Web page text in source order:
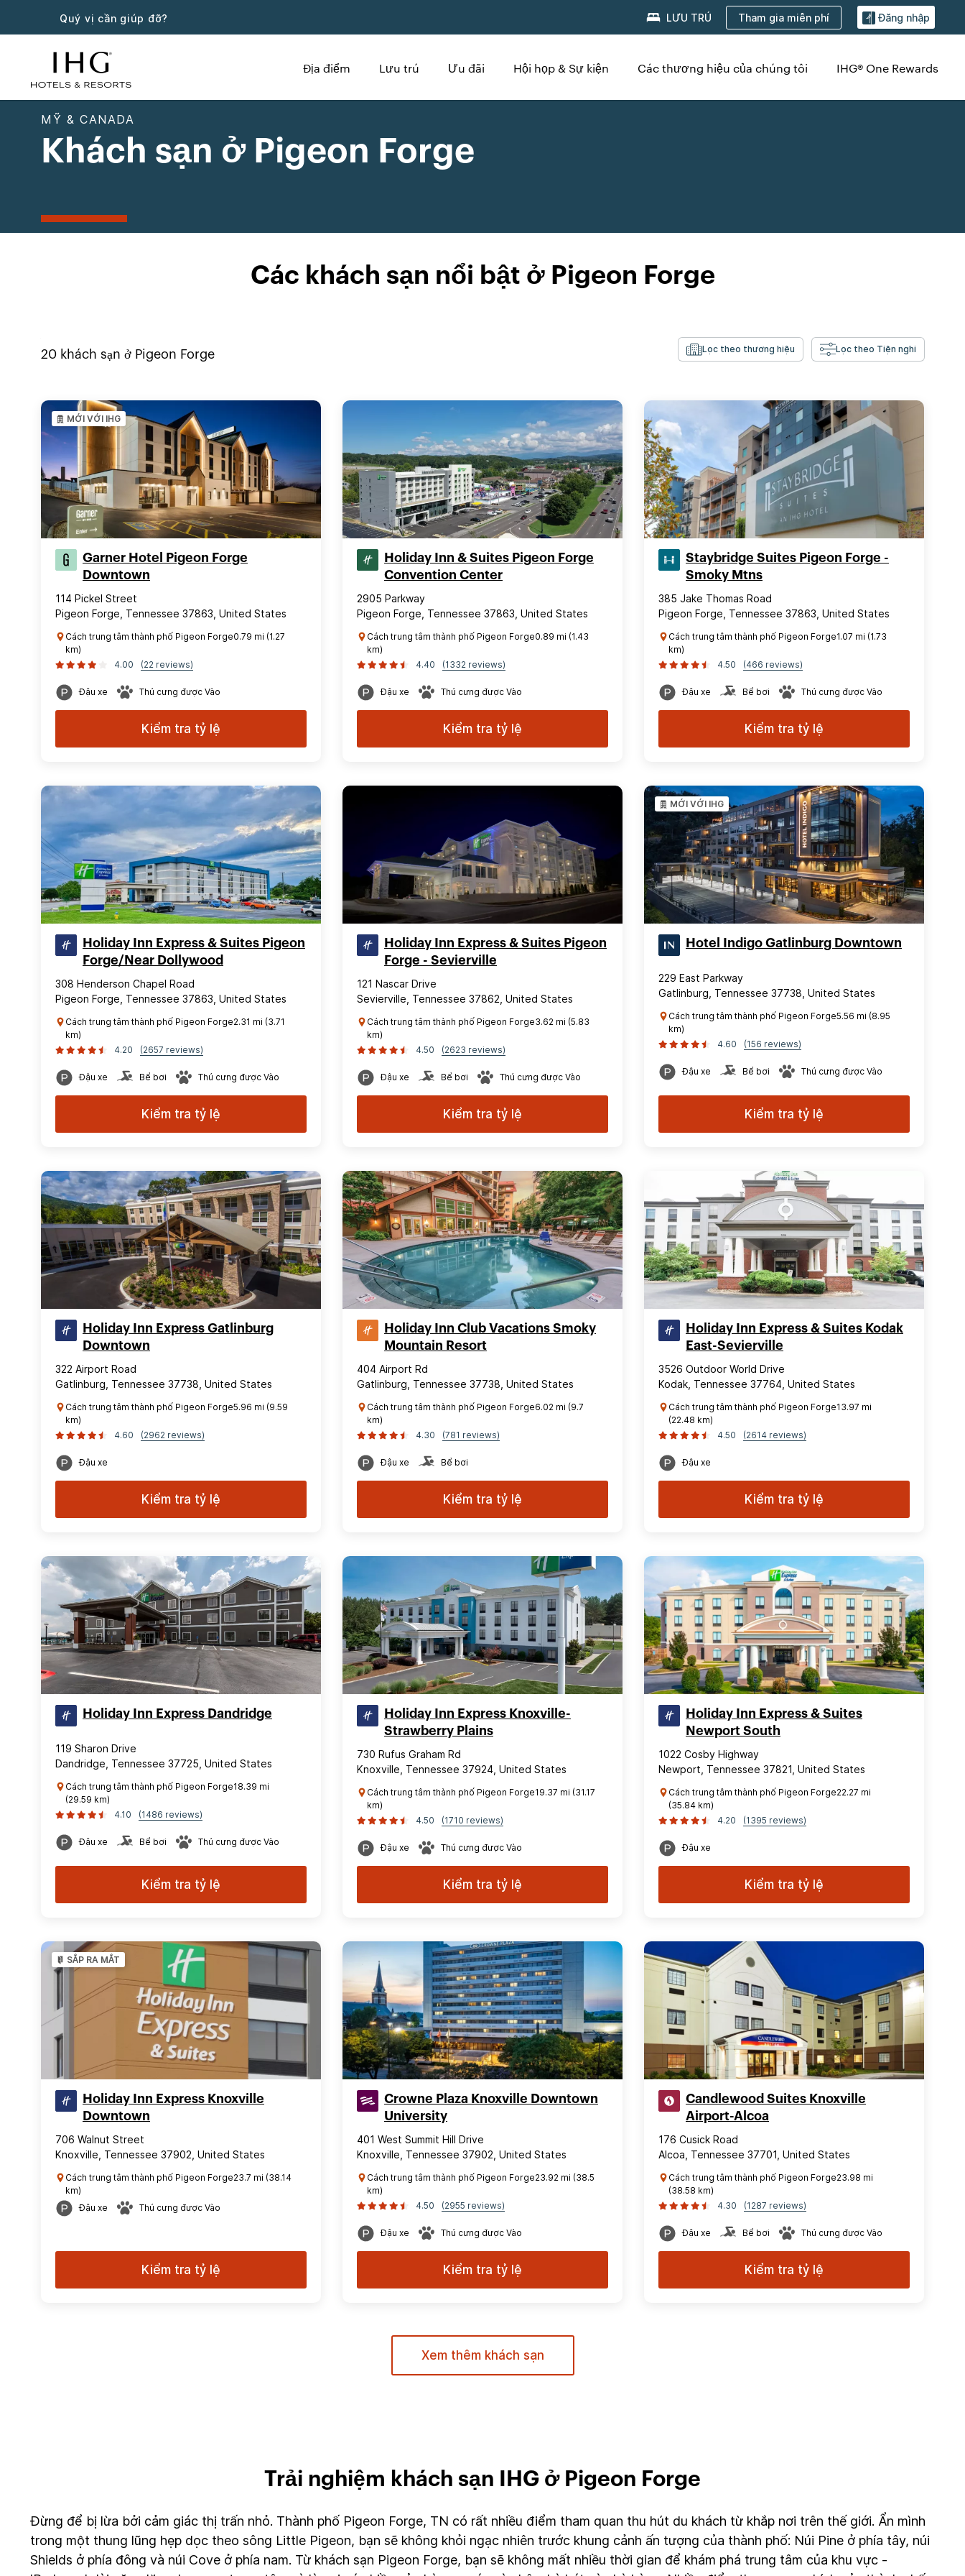
Quý vị cần giúp đỡ? LƯU TRÚ Tham gia miễn phí Đăng nhập
Địa điểm Lưu trú Ưu đãi Hội họp & Sự kiện Các thương hiệu của chúng tôi IHG® One Rewards
MỸ & CANADA
Khách sạn ở Pigeon Forge
Các khách sạn nổi bật ở Pigeon Forge
20 khách sạn ở Pigeon Forge Lọc theo thương hiệu Lọc theo Tiện nghi
MỚI VỚI IHG
Garner Hotel Pigeon Forge
Downtown
114 Pickel Street
Pigeon Forge, Tennessee 37863, United States
Cách trung tâm thành phố Pigeon Forge0.79 mi (1.27
km)
4.00
(22 reviews)
Đậu xe Thú cưng được Vào
Kiểm tra tỷ lệ
Holiday Inn & Suites Pigeon Forge
Convention Center
2905 Parkway
Pigeon Forge, Tennessee 37863, United States
Cách trung tâm thành phố Pigeon Forge0.89 mi (1.43
km)
4.40
(1332 reviews)
Đậu xe Thú cưng được Vào
Kiểm tra tỷ lệ
Staybridge Suites Pigeon Forge -
Smoky Mtns
385 Jake Thomas Road
Pigeon Forge, Tennessee 37863, United States
Cách trung tâm thành phố Pigeon Forge1.07 mi (1.73
km)
4.50
(466 reviews)
Đậu xe Bể bơi Thú cưng được Vào
Kiểm tra tỷ lệ
Holiday Inn Express & Suites Pigeon
Forge/Near Dollywood
308 Henderson Chapel Road
Pigeon Forge, Tennessee 37863, United States
Cách trung tâm thành phố Pigeon Forge2.31 mi (3.71
km)
4.20
(2657 reviews)
Đậu xe Bể bơi Thú cưng được Vào
Kiểm tra tỷ lệ
Holiday Inn Express & Suites Pigeon
Forge - Sevierville
121 Nascar Drive
Sevierville, Tennessee 37862, United States
Cách trung tâm thành phố Pigeon Forge3.62 mi (5.83
km)
4.50
(2623 reviews)
Đậu xe Bể bơi Thú cưng được Vào
Kiểm tra tỷ lệ
MỚI VỚI IHG
Hotel Indigo Gatlinburg Downtown
229 East Parkway
Gatlinburg, Tennessee 37738, United States
Cách trung tâm thành phố Pigeon Forge5.56 mi (8.95
km)
4.60
(156 reviews)
Đậu xe Bể bơi Thú cưng được Vào
Kiểm tra tỷ lệ
Holiday Inn Express Gatlinburg
Downtown
322 Airport Road
Gatlinburg, Tennessee 37738, United States
Cách trung tâm thành phố Pigeon Forge5.96 mi (9.59
km)
4.60
(2962 reviews)
Đậu xe
Kiểm tra tỷ lệ
Holiday Inn Club Vacations Smoky
Mountain Resort
404 Airport Rd
Gatlinburg, Tennessee 37738, United States
Cách trung tâm thành phố Pigeon Forge6.02 mi (9.7
km)
4.30
(781 reviews)
Đậu xe Bể bơi
Kiểm tra tỷ lệ
Holiday Inn Express & Suites Kodak
East-Sevierville
3526 Outdoor World Drive
Kodak, Tennessee 37764, United States
Cách trung tâm thành phố Pigeon Forge13.97 mi
(22.48 km)
4.50
(2614 reviews)
Đậu xe
Kiểm tra tỷ lệ
Holiday Inn Express Dandridge
119 Sharon Drive
Dandridge, Tennessee 37725, United States
Cách trung tâm thành phố Pigeon Forge18.39 mi
(29.59 km)
4.10
(1486 reviews)
Đậu xe Bể bơi Thú cưng được Vào
Kiểm tra tỷ lệ
Holiday Inn Express Knoxville-
Strawberry Plains
730 Rufus Graham Rd
Knoxville, Tennessee 37924, United States
Cách trung tâm thành phố Pigeon Forge19.37 mi (31.17
km)
4.50
(1710 reviews)
Đậu xe Thú cưng được Vào
Kiểm tra tỷ lệ
Holiday Inn Express & Suites
Newport South
1022 Cosby Highway
Newport, Tennessee 37821, United States
Cách trung tâm thành phố Pigeon Forge22.27 mi
(35.84 km)
4.20
(1395 reviews)
Đậu xe
Kiểm tra tỷ lệ
SẮP RA MẮT
Holiday Inn Express Knoxville
Downtown
706 Walnut Street
Knoxville, Tennessee 37902, United States
Cách trung tâm thành phố Pigeon Forge23.7 mi (38.14
km)
Đậu xe
Thú cưng được Vào
Kiểm tra tỷ lệ
Crowne Plaza Knoxville Downtown
University
401 West Summit Hill Drive
Knoxville, Tennessee 37902, United States
Cách trung tâm thành phố Pigeon Forge23.92 mi (38.5
km)
4.50
(2955 reviews)
Đậu xe Thú cưng được Vào
Kiểm tra tỷ lệ
Candlewood Suites Knoxville
Airport-Alcoa
176 Cusick Road
Alcoa, Tennessee 37701, United States
Cách trung tâm thành phố Pigeon Forge23.98 mi
(38.58 km)
4.30
(1287 reviews)
Đậu xe Bể bơi Thú cưng được Vào
Kiểm tra tỷ lệ
Xem thêm khách sạn
Trải nghiệm khách sạn IHG ở Pigeon Forge
Đừng để bị lừa bởi cảm giác thị trấn nhỏ. Thành phố Pigeon Forge, TN có rất nhiều điểm tham quan thu hút du khách từ khắp nơi trên thế giới. Ẩn mình
trong một thung lũng hẹp dọc theo sông Little Pigeon, bạn sẽ không khỏi ngạc nhiên trước khung cảnh ấn tượng của thành phố: Núi Pine ở phía tây, núi
Shields ở phía đông và núi Cove ở phía nam. Từ khách sạn Pigeon Forge, bạn sẽ không mất nhiều thời gian để khám phá trung tâm của khu vực -